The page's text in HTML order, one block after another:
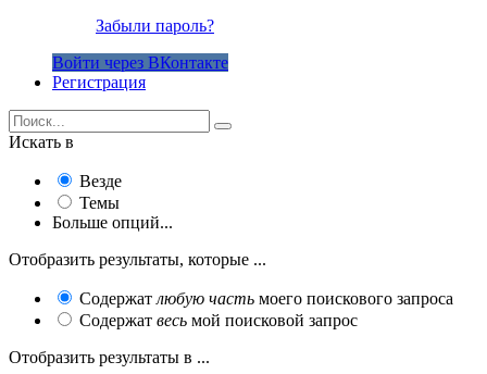
Забыли пароль?
Войти через ВКонтакте
Регистрация
Искать в
Везде
Темы
Больше опций...
Отобразить результаты, которые ...
Содержат любую часть моего поискового запроса
Содержат весь мой поисковой запрос
Отобразить результаты в ...